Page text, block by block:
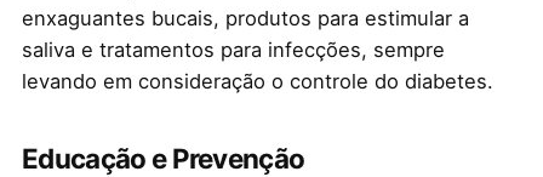
enxaguantes bucais, produtos para estimular a
saliva e tratamentos para infecções, sempre
levando em consideração o controle do diabetes.
Educação e Prevenção